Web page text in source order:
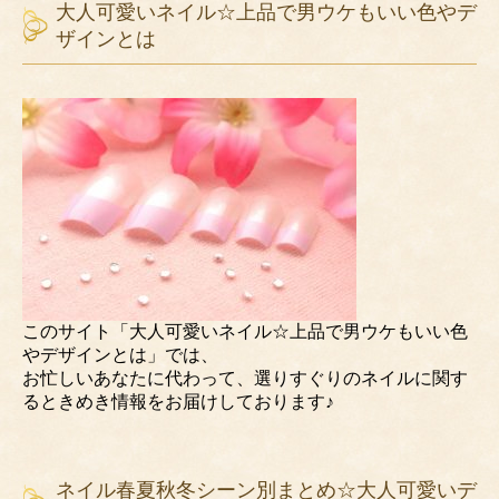
大人可愛いネイル☆上品で男ウケもいい色やデ
ザインとは
このサイト「大人可愛いネイル☆上品で男ウケもいい色
やデザインとは」では、
お忙しいあなたに代わって、選りすぐりのネイルに関す
るときめき情報をお届けしております♪
ネイル春夏秋冬シーン別まとめ☆大人可愛いデ